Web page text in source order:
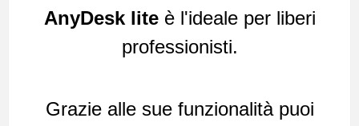
AnyDesk liteè l'ideale per liberi
professionisti.
Grazie alle sue funzionalità puoi